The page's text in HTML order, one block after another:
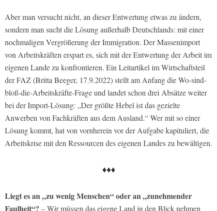
Aber man versucht nicht, an dieser Entwertung etwas zu ändern,
sondern man sucht die Lösung außerhalb Deutschlands: mit einer
nochmaligen Vergrößerung der Immigration. Der Massenimport
von Arbeitskräften erspart es, sich mit der Entwertung der Arbeit im
eigenen Lande zu konfrontieren. Ein Leitartikel im Wirtschaftsteil
der FAZ (Britta Beeger, 17.9.2022) stellt am Anfang die Wo-sind-
bloß-die-Arbeitskräfte-Frage und landet schon drei Absätze weiter
bei der Import-Lösung: „Der größte Hebel ist das gezielte
Anwerben von Fachkräften aus dem Ausland.“ Wer mit so einer
Lösung kommt, hat von vornherein vor der Aufgabe kapituliert, die
Arbeitskrise mit den Ressourcen des eigenen Landes zu bewältigen.
♦♦♦
Liegt es an „zu wenig Menschen“ oder an „zunehmender
Faulheit“? – Wir müssen das eigene Land in den Blick nehmen